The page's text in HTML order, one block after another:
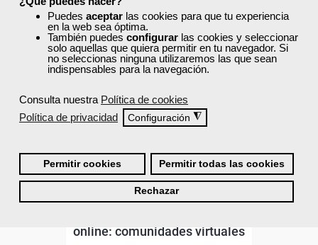
Puedes aceptar las cookies para que tu experiencia
en la web sea óptima.
También puedes configurar las cookies y seleccionar
solo aquellas que quiera permitir en tu navegador. Si
no seleccionas ninguna utilizaremos las que sean
indispensables para la navegación.
Consulta nuestra Política de cookies
Política de privacidad
Configuración ◮
Permitir cookies Permitir todas las cookies
Rechazar
ONLINE
Grupo Femxa
online: comunidades virtuales